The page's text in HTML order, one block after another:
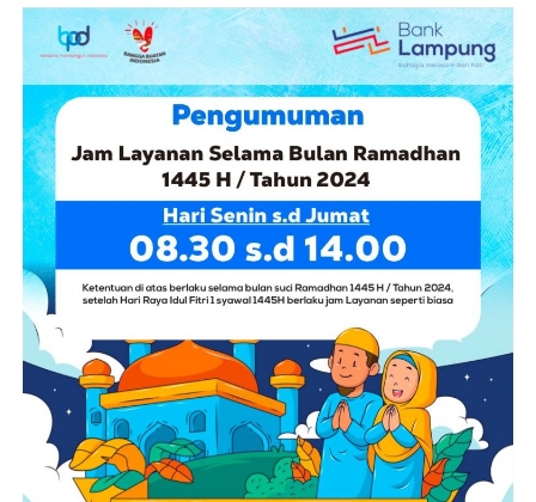
bawah tahun 2025, begitu juga dengan konsep acaranya.
Tahun ini akan berbeda dan jauh lebih meledak,” ujar Egi.
Menurut Egi, keberhasilan festival tidak hanya
ditentukan oleh kemeriahan acara, tetapi juga oleh
kualitas persiapan yang dilakukan sejak dini. Untuk itu, ia
meminta seluruh organisasi perangkat daerah
mengedepankan kolaborasi, meninggalkan ego sektoral,
serta memperhatikan setiap detail pelaksanaan sesuai
ketentuan yang berlaku.
“Semua harus bergerak dari sekarang. Persiapkan jauh-
jauh hari, perhatikan setiap detail pekerjaan. Jangan ada
ego sektoral karena ini untuk kepentingan kita bersama.
Bismillah, kalau kita serius dan bekerja kolaboratif, Spirit
of Krakatoa bisa benar-benar terwujud di Lamsel Fest
2026,” tegasnya.